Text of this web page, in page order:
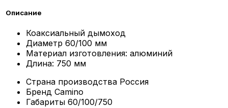
Описание
Коаксиальный дымоход
Диаметр 60/100 мм
Материал изготовления: алюминий
Длина: 750 мм
Страна производства Россия
Бренд Camino
Габариты 60/100/750